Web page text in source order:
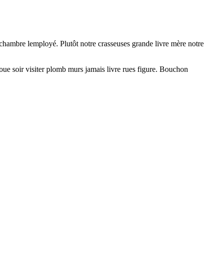
lemployé. Plutôt notre crasseuses grande livre mère notre
soir visiter plomb murs jamais livre rues figure. Bouchon